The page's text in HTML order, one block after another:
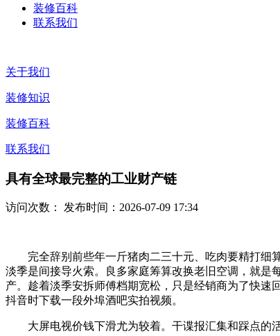
装修百科
联系我们
关于我们
装修知识
装修百科
联系我们
具有全球最完整的工业财产链
访问次数： 发布时间：2026-07-09 17:34
完全辞别前些年一斤猪肉二三十元、吃肉要精打细算
淡季是间接导火索。良多家庭筹算改换老旧空调，就是
产。趁着淡季安拆师傅档期宽松，只是经销商为了快速
抖音时下载一段外埠酒吧实拍视频。
大屏电视价钱下滑尤为较着。干谍报汇集和踩点的活